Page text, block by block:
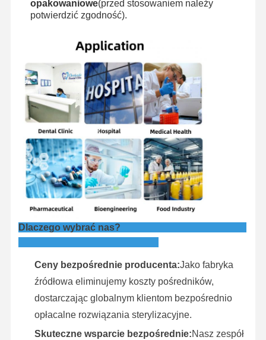
opakowaniowe(przed stosowaniem należy
potwierdzić zgodność).
Dlaczego wybrać nas?
Ceny bezpośrednie producenta:Jako fabryka
źródłowa eliminujemy koszty pośredników,
dostarczając globalnym klientom bezpośrednio
opłacalne rozwiązania sterylizacyjne.
Skuteczne wsparcie bezpośrednie:Nasz zespół